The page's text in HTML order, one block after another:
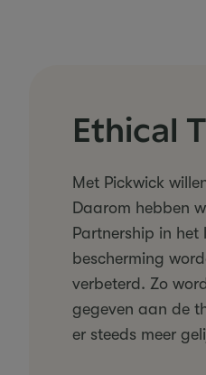
Ethical
Met Pickwick
Daarom hebben
Partnership in het
bescherming
verbeterd. Zo
gegeven aan de
er steeds meer